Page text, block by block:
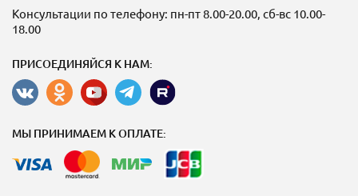
Консультации по телефону: пн-пт 8.00-20.00, сб-вс 10.00-
18.00
ПРИСОЕДИНЯЙСЯ К НАМ:
МЫ ПРИНИМАЕМ К ОПЛАТЕ: